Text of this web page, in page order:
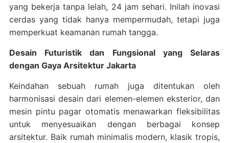
yang bekerja tanpa lelah, 24 jam sehari. Inilah inovasi
cerdas yang tidak hanya mempermudah, tetapi juga
memperkuat keamanan rumah tangga.
Desain Futuristik dan Fungsional yang Selaras
dengan Gaya Arsitektur Jakarta
Keindahan sebuah rumah juga ditentukan oleh
harmonisasi desain dari elemen-elemen eksterior, dan
mesin pintu pagar otomatis menawarkan fleksibilitas
untuk menyesuaikan dengan berbagai konsep
arsitektur. Baik rumah minimalis modern, klasik tropis,